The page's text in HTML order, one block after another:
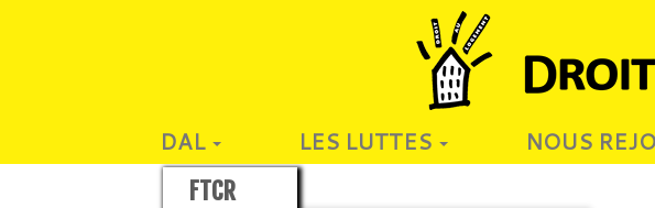
DAL LES LUTTES NOUS
FTCR